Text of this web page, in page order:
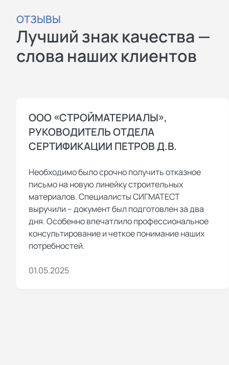
ОТЗЫВЫ
Лучший знак качества —
слова наших клиентов
ООО «СТРОЙМАТЕРИАЛЫ»,
РУКОВОДИТЕЛЬ ОТДЕЛА
СЕРТИФИКАЦИИ ПЕТРОВ Д.В.
Необходимо было срочно получить отказное
письмо на новую линейку строительных
материалов. Специалисты СИГМАТЕСТ
выручили – документ был подготовлен за два
дня. Особенно впечатлило профессиональное
консультирование и четкое понимание наших
потребностей.
01.05.2025